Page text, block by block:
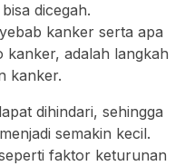
dicegah.
kanker serta apa
kanker, adalah langkah
kanker.
dihindari, sehingga
semakin kecil.
faktor keturunan